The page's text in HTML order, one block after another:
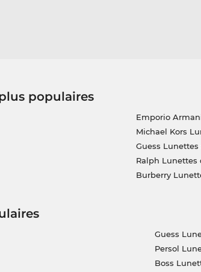
populaires
Emporio
Michael Kors
Guess Lunettes
Ralph Lunettes
Burberry
Guess
Persol
Boss